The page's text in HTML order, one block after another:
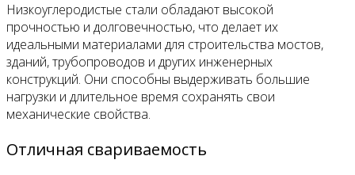
Низкоуглеродистые стали обладают высокой
прочностью и долговечностью, что делает их
идеальными материалами для строительства мостов,
зданий, трубопроводов и других инженерных
конструкций. Они способны выдерживать большие
нагрузки и длительное время сохранять свои
механические свойства.
Отличная свариваемость